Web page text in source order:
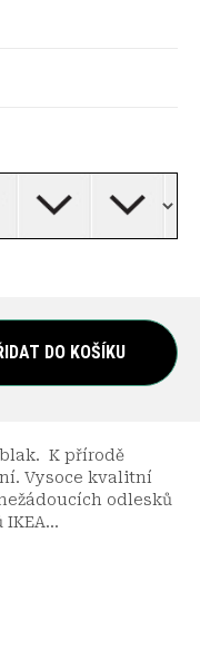
DO KOŠÍKU
K přírodě
Vysoce kvalitní
odlesků